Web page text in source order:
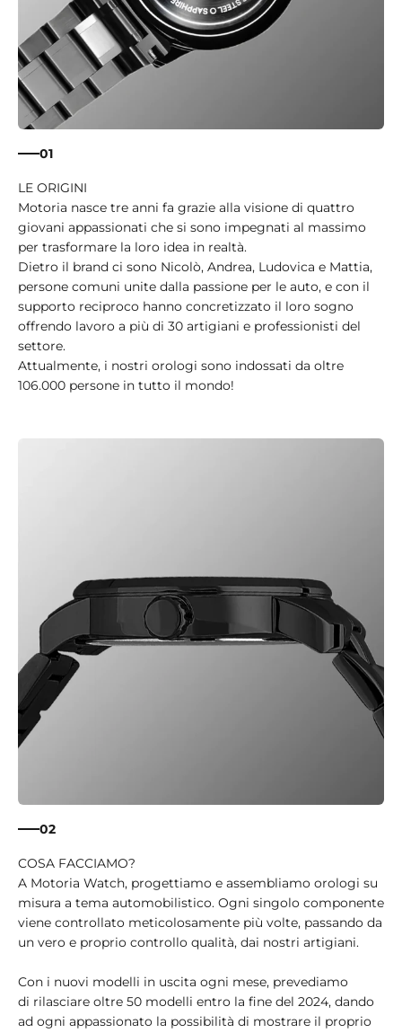
01
Motoria nasce tre anni fa grazie alla visione di quattro
giovani appassionati che si sono impegnati al massimo
per trasformare la loro idea in realtà.
Dietro il brand ci sono Nicolò, Andrea, Ludovica e Mattia,
persone comuni unite dalla passione per le auto, e con il
supporto reciproco hanno concretizzato il loro sogno
offrendo lavoro a più di 30 artigiani e professionisti del
settore.
Attualmente, i nostri orologi sono indossati da oltre
106.000 persone in tutto il mondo!
02
A Motoria Watch, progettiamo e assembliamo orologi su
misura a tema automobilistico. Ogni singolo componente
viene controllato meticolosamente più volte, passando da
un vero e proprio controllo qualità, dai nostri artigiani.
Con i nuovi modelli in uscita ogni mese, prevediamo
di rilasciare oltre 50 modelli entro la fine del 2024, dando
ad ogni appassionato la possibilità di mostrare il proprio